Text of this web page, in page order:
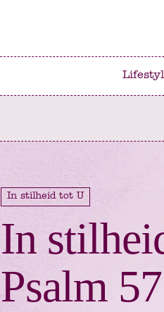
In stilheid tot U
In
Psalm